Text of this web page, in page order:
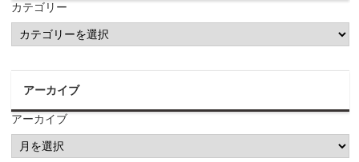
カテゴリー
アーカイブ
アーカイブ